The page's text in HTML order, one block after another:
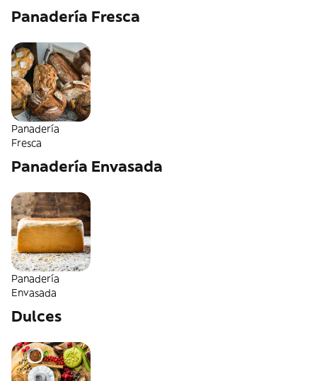
Panadería Fresca
Panadería
Fresca
Panadería Envasada
Panadería
Envasada
Dulces